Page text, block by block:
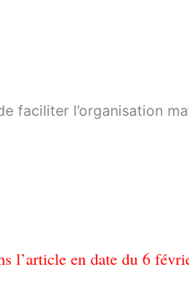
faciliter l’organisation
l’article en date du 6